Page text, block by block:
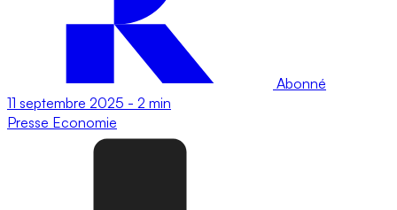
Abonné
11 septembre 2025 - 2 min
Presse Economie